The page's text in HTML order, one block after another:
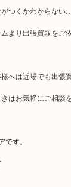
つくかわからない
より出張買取をご
へは近場でも出張
はお気軽にご相談を
す。